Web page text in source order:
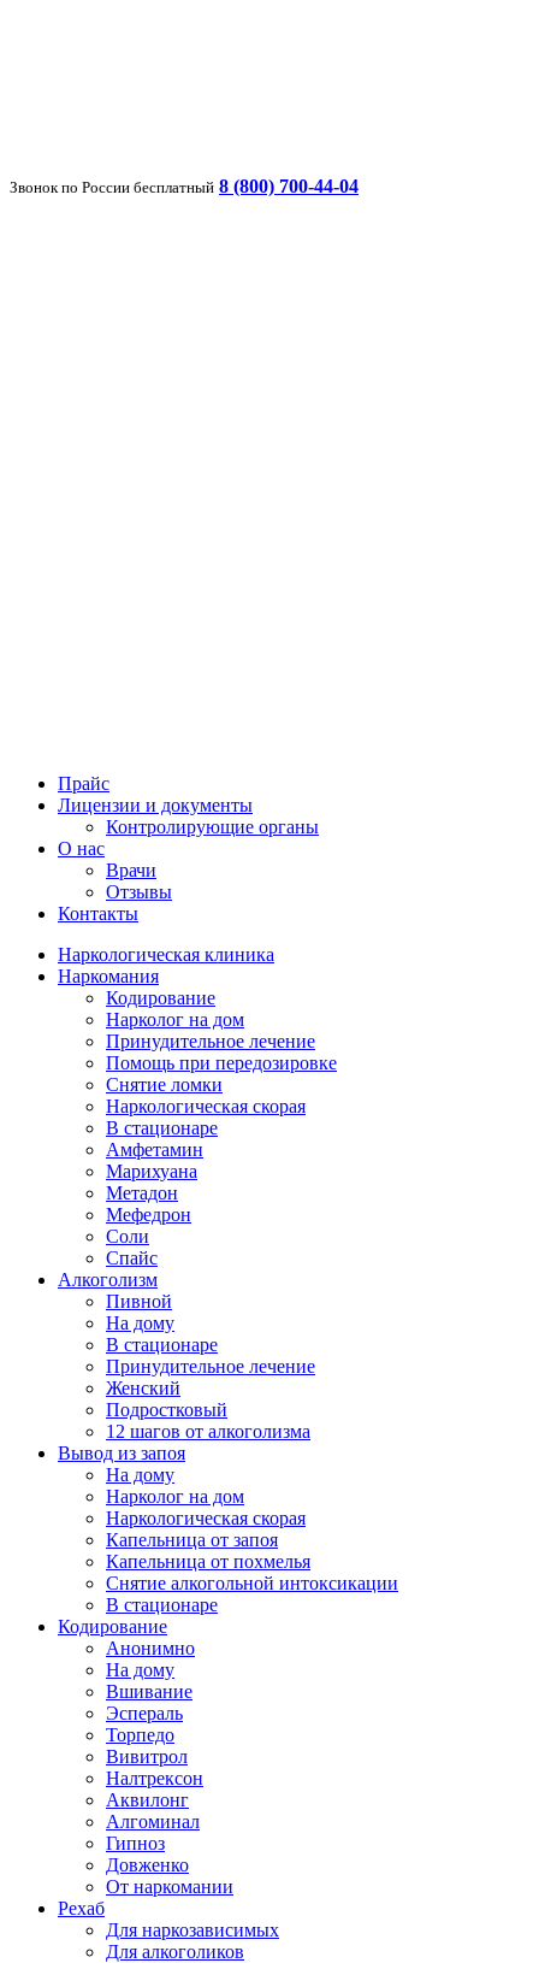
Звонок по России бесплатный 8 (800) 700-44-04
Прайс
Лицензии и документы
Контролирующие органы
О нас
Врачи
Отзывы
Контакты
Наркологическая клиника
Наркомания
Кодирование
Нарколог на дом
Принудительное лечение
Помощь при передозировке
Снятие ломки
Наркологическая скорая
В стационаре
Амфетамин
Марихуана
Метадон
Мефедрон
Соли
Спайс
Алкоголизм
Пивной
На дому
В стационаре
Принудительное лечение
Женский
Подростковый
12 шагов от алкоголизма
Вывод из запоя
На дому
Нарколог на дом
Наркологическая скорая
Капельница от запоя
Капельница от похмелья
Снятие алкогольной интоксикации
В стационаре
Кодирование
Анонимно
На дому
Вшивание
Эспераль
Торпедо
Вивитрол
Налтрексон
Аквилонг
Алгоминал
Гипноз
Довженко
От наркомании
Рехаб
Для наркозависимых
Для алкоголиков